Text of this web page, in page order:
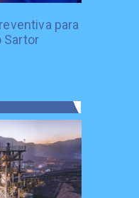
para
Sartor